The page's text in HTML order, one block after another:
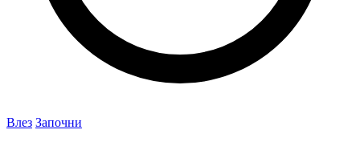
Влез Започни